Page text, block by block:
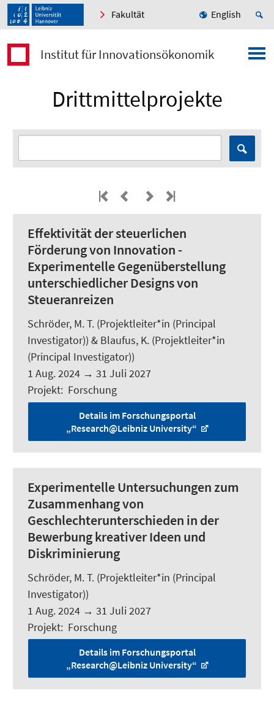
Fakultät English
Institut für Innovationsökonomik
Drittmittelprojekte
Effektivität der steuerlichen
Förderung von Innovation -
Experimentelle Gegenüberstellung
unterschiedlicher Designs von
Steueranreizen
Schröder, M. T. (Projektleiter*in (Principal
Investigator)) & Blaufus, K. (Projektleiter*in
(Principal Investigator))
1 Aug. 2024 → 31 Juli 2027
Projekt: Forschung
Details im Forschungsportal
„Research@Leibniz University“
Experimentelle Untersuchungen zum
Zusammenhang von
Geschlechterunterschieden in der
Bewerbung kreativer Ideen und
Diskriminierung
Schröder, M. T. (Projektleiter*in (Principal
Investigator))
1 Aug. 2024 → 31 Juli 2027
Projekt: Forschung
Details im Forschungsportal
„Research@Leibniz University“